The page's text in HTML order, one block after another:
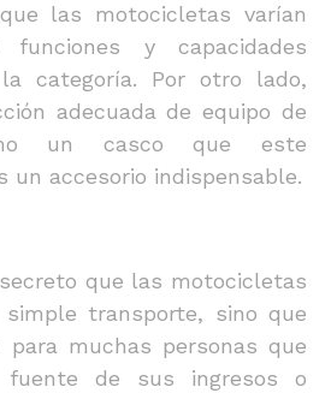
las motocicletas varían
y capacidades
categoría. Por otro lado,
adecuada de equipo de
un casco que este
un accesorio indispensable.
que las motocicletas
transporte, sino que
muchas personas que
de sus ingresos o